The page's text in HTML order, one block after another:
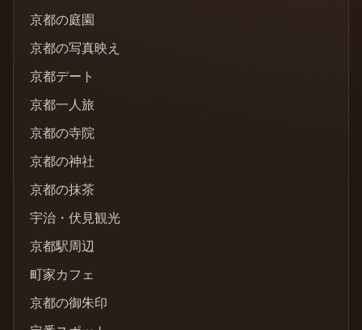
京都の庭園
京都の写真映え
京都デート
京都一人旅
京都の寺院
京都の神社
京都の抹茶
宇治・伏見観光
京都駅周辺
町家カフェ
京都の御朱印